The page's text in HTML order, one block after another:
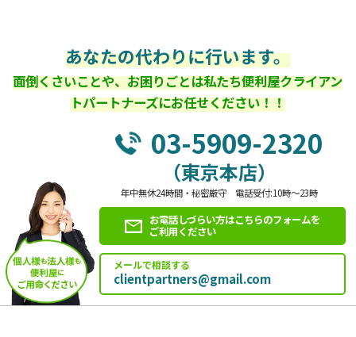
あなたの代わりに行います。
面倒くさいことや、お困りごとは私たち便利屋クライアン
トパートナーズにお任せください！！
03-5909-2320
（東京本店）
年中無休24時間・秘密厳守 電話受付:10時～23時
お電話しづらい方はこちらのフォームを
ご利用ください
メールで相談する
clientpartners@gmail.com